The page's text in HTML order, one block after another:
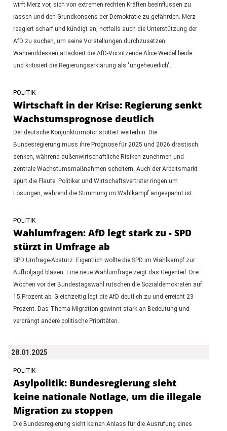
wirft Merz vor, sich von extremen rechten Kräften beeinflussen zu
lassen und den Grundkonsens der Demokratie zu gefährden. Merz
reagiert scharf und kündigt an, notfalls auch die Unterstützung der
AfD zu suchen, um seine Vorstellungen durchzusetzen.
Währenddessen attackiert die AfD-Vorsitzende Alice Weidel beide
und kritisiert die Regierungserklärung als "ungeheuerlich".
POLITIK
Wirtschaft in der Krise: Regierung senkt
Wachstumsprognose deutlich
Der deutsche Konjunkturmotor stottert weiterhin. Die
Bundesregierung muss ihre Prognose für 2025 und 2026 drastisch
senken, während außenwirtschaftliche Risiken zunehmen und
zentrale Wachstumsmaßnahmen scheitern. Auch der Arbeitsmarkt
spürt die Flaute. Politiker und Wirtschaftsvertreter ringen um
Lösungen, während die Stimmung im Wahlkampf angespannt ist.
POLITIK
Wahlumfragen: AfD legt stark zu - SPD
stürzt in Umfrage ab
SPD Umfrage-Absturz: Eigentlich wollte die SPD im Wahlkampf zur
Aufholjagd blasen. Eine neue Wahlumfrage zeigt das Gegenteil. Drei
Wochen vor der Bundestagswahl rutschen die Sozialdemokraten auf
15 Prozent ab. Gleichzeitig legt die AfD deutlich zu und erreicht 23
Prozent. Das Thema Migration gewinnt stark an Bedeutung und
verdrängt andere politische Prioritäten.
28.01.2025
POLITIK
Asylpolitik: Bundesregierung sieht
keine nationale Notlage, um die illegale
Migration zu stoppen
Die Bundesregierung sieht keinen Anlass für die Ausrufung eines